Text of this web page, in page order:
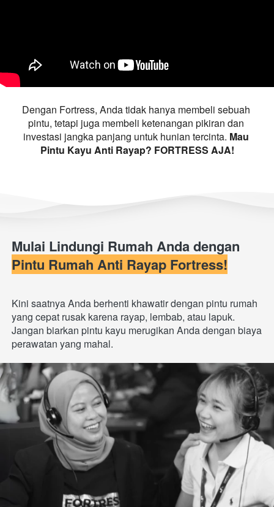
Dengan Fortress, Anda tidak hanya membeli sebuah
pintu, tetapi juga membeli ketenangan pikiran dan
investasi jangka panjang untuk hunian tercinta. Mau
Pintu Kayu Anti Rayap? FORTRESS AJA!
Pintu Rumah Anti Rayap Fortress!
Kini saatnya Anda berhenti khawatir dengan pintu rumah
yang cepat rusak karena rayap, lembab, atau lapuk.
Jangan biarkan pintu kayu merugikan Anda dengan biaya
perawatan yang mahal.